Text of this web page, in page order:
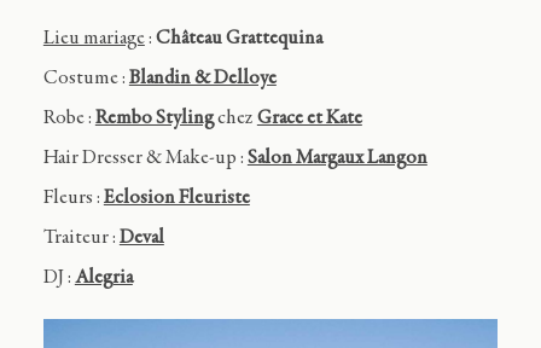
Lieu mariage: Château Grattequina
Costume : Blandin & Delloye
Robe : Rembo Stylingchez Grace et Kate
Hair Dresser & Make-up : Salon Margaux Langon
Fleurs : Eclosion Fleuriste
Traiteur : Deval
DJ : Alegria